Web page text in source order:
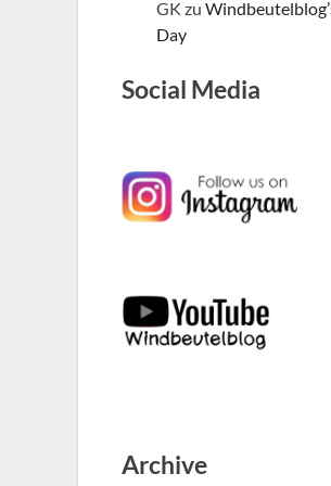
GK zu
Day
Social Media
Archive